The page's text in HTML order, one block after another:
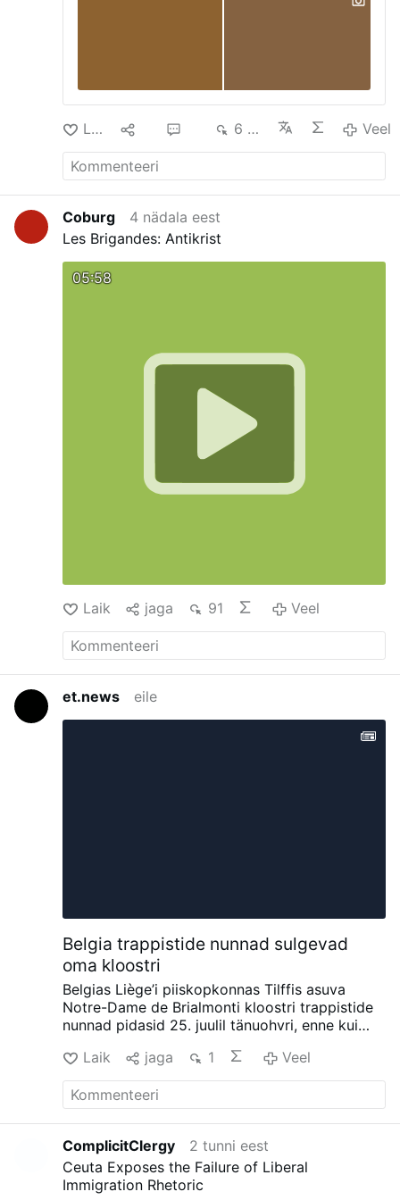
Laik 6 tuh Veel
Coburg
4 nädala eest
Les Brigandes: Antikrist
05:58
Laik jaga 91 Veel
et.news eile
Belgia trappistide nunnad sulgevad
oma kloostri
Belgias Liège’i piiskopkonnas Tilffis asuva
Notre-Dame de Brialmonti kloostri trappistide
nunnad pidasid 25. juulil tänuohvri, enne kui
aega kloostrist lahkusid.
Jumalateenistust
pidas Liège'i piiskop Jean-Pierre Delville koos
Orvali abti Dom Xavier Frisque'iga, kes on ka
Brialmonti kogukonna vastutav ülem.
teatas 2026. aasta veebruaris, et klooster
suletakse nunnade kõrge vanuse, väheneva
arvu ja uute kutsumuste puudumise tõttu.
Laik jaga 1 Veel
ComplicitClergy
2 tunni eest
Ceuta Exposes the Failure of Liberal
Immigration Rhetoric